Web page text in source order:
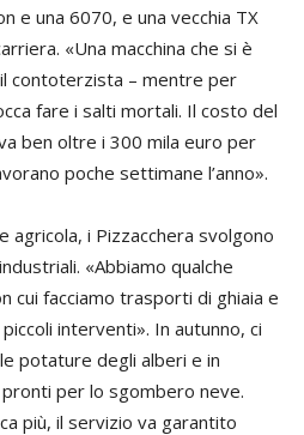
e una 6070, e una vecchia TX
«Una macchina che si è
contoterzista – mentre per
fare i salti mortali. Il costo del
ben oltre i 300 mila euro per
poche settimane l’anno».
agricola, i Pizzacchera svolgono
«Abbiamo qualche
cui facciamo trasporti di ghiaia e
interventi». In autunno, ci
potature degli alberi e in
per lo sgombero neve.
più, il servizio va garantito